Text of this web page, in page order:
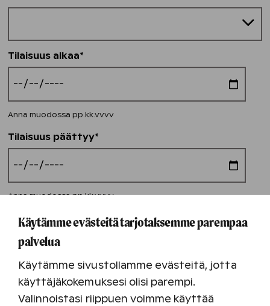
Tilaisuus alkaa*
Anna muodossa pp.kk.vvvv
Tilaisuus päättyy*
Anna muodossa pp.kk.vvvv
Henkilömäärä*
Haluatko tarjouksen myös majoituksesta,
tarjoiluista ja aktiviteeteista?
Käytämme evästeitä tarjotaksemme parempaa
palvelua
Käytämme sivustollamme evästeitä, jotta
käyttäjäkokemuksesi olisi parempi.
Valinnoistasi riippuen voimme käyttää